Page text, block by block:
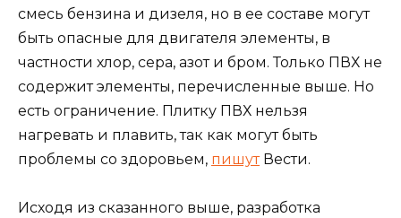
смесь бензина и дизеля, но в ее составе могут
быть опасные для двигателя элементы, в
частности хлор, сера, азот и бром. Только ПВХ не
содержит элементы, перечисленные выше. Но
есть ограничение. Плитку ПВХ нельзя
нагревать и плавить, так как могут быть
проблемы со здоровьем, пишутВести.
Исходя из сказанного выше, разработка